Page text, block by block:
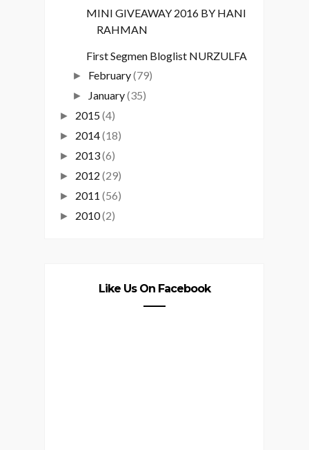
MINI GIVEAWAY 2016 BY HANI
RAHMAN
First Segmen Bloglist NURZULFA
► February(79)
► January(35)
► 2015(4)
► 2014(18)
► 2013(6)
► 2012 (29)
► 2011 (56)
► 2010(2)
Like Us On Facebook